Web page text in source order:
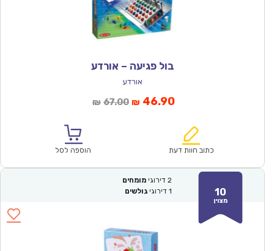
בול פגיעה – אורדע
אורדע
₪ 67.00המחיר
₪67.00.
₪ 46.90המחיר
הוא:
כתוב חוות דעת הוספה לסל
10
מצוין
2 דירוגי מומחים
1 דירוגי גולשים